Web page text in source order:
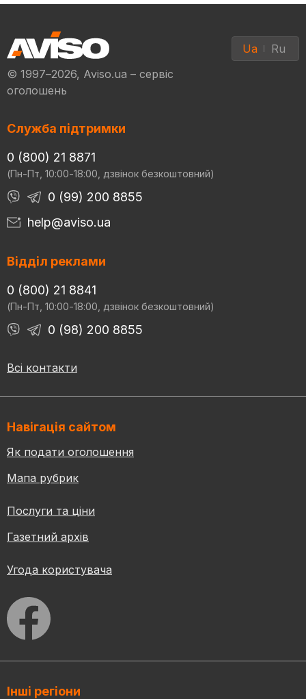
© 1997–2026, Aviso.ua – сервіс
оголошень
Ua Ru
Служба підтримки
0 (800) 21 8871
(Пн-Пт, 10:00-18:00, дзвінок безкоштовний)
0 (99) 200 8855
help@aviso.ua
Відділ реклами
0 (800) 21 8841
(Пн-Пт, 10:00-18:00, дзвінок безкоштовний)
0 (98) 200 8855
Всі контакти
Навігація сайтом
Як подати оголошення
Мапа рубрик
Послуги та ціни
Газетний архів
Угода користувача
Інші регіони